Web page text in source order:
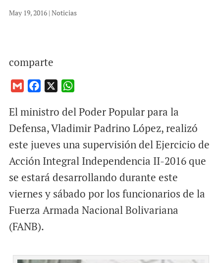
May 19, 2016| Noticias
comparte
a
i
c
e
o
o
k
a
t
A
p
p
El ministro del Poder Popular para la
Defensa, Vladimir Padrino López, realizó
este jueves una supervisión del Ejercicio de
Acción Integral Independencia II-2016 que
se estará desarrollando durante este
viernes y sábado por los funcionarios de la
Fuerza Armada Nacional Bolivariana
(FANB).